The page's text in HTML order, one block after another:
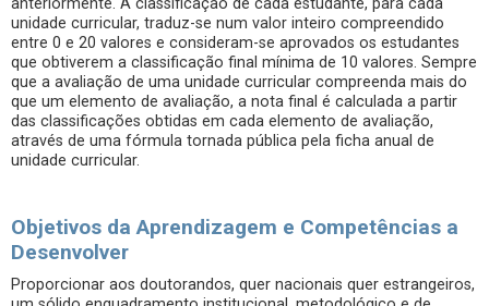
anteriormente. A classificação de cada estudante, para cada
unidade curricular, traduz-se num valor inteiro compreendido
entre 0 e 20 valores e consideram-se aprovados os estudantes
que obtiverem a classificação final mínima de 10 valores. Sempre
que a avaliação de uma unidade curricular compreenda mais do
que um elemento de avaliação, a nota final é calculada a partir
das classificações obtidas em cada elemento de avaliação,
através de uma fórmula tornada pública pela ficha anual de
unidade curricular.
Objetivos da Aprendizagem e Competências a
Desenvolver
Proporcionar aos doutorandos, quer nacionais quer estrangeiros,